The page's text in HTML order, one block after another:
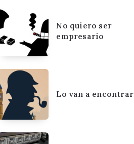
No quiero ser
empresario
Lo van a encontrar